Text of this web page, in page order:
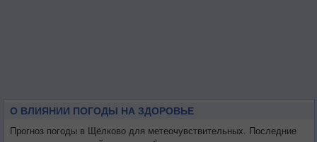
О ВЛИЯНИИ ПОГОДЫ НА ЗДОРОВЬЕ
Прогноз погоды в Щёлково для метеочувствительных. Последние